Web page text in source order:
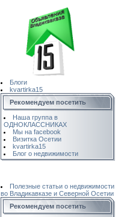
Блоги
kvartirka15
Рекомендуем посетить
Наша группа в
ОДНОКЛАССНИКАХ
Мы на facebook
Визитка Осетии
kvartirka15
Блог о недвижимости
Полезные статьи о недвижимости
во Владикавказе и Северной Осетии
Рекомендуем посетить